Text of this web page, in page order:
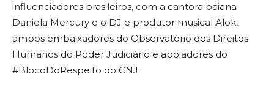
influenciadores brasileiros, com a cantora baiana
Daniela Mercury e o DJ e produtor musical Alok,
ambos embaixadores do Observatório dos Direitos
Humanos do Poder Judiciário e apoiadores do
#BlocoDoRespeito do CNJ.